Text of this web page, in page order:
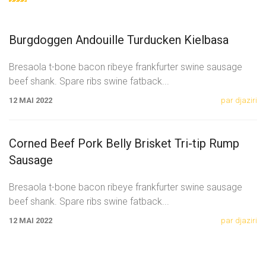
Burgdoggen Andouille Turducken Kielbasa
par djaziri
12 MAI 2022
Bresaola t-bone bacon ribeye frankfurter swine sausage
beef shank. Spare ribs swine fatback
Corned Beef Pork Belly Brisket Tri-tip Rump
Sausage
par djaziri
12 MAI 2022
Bresaola t-bone bacon ribeye frankfurter swine sausage
beef shank. Spare ribs swine fatback